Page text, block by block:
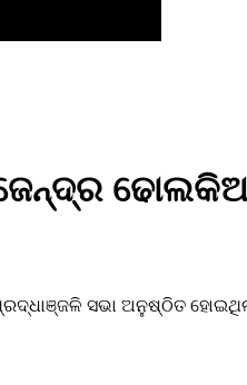
ସଭା ଅନୁଷ୍ଠିତ